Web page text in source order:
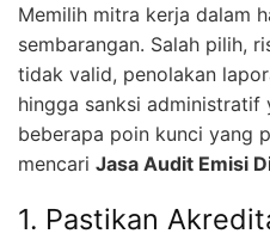
Memilih mitra kerja dalam
sembarangan. Salah pilih,
tidak valid, penolakan
hingga sanksi administratif
beberapa poin kunci yang
mencari Jasa Audit Emisi
1. Pastikan